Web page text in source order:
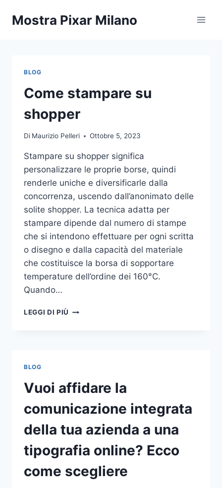
Mostra Pixar Milano
BLOG
Come stampare su
shopper
Di Maurizio Pelleri Ottobre 5, 2023
Stampare su shopper significa
personalizzare le proprie borse, quindi
renderle uniche e diversificarle dalla
concorrenza, uscendo dall’anonimato delle
solite shopper. La tecnica adatta per
stampare dipende dal numero di stampe
che si intendono effettuare per ogni scritta
o disegno e dalla capacità del materiale
che costituisce la borsa di sopportare
temperature dell’ordine dei 160°C.
Quando…
LEGGI DI PIÙ COME
BLOG
Vuoi affidare la
comunicazione integrata
della tua azienda a una
tipografia online? Ecco
come scegliere